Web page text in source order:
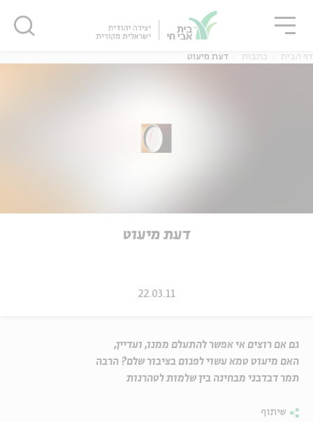
דף הבית כתבות דעת מיעוט
דעת מיעוט
22.03.11
גם אם רוצים אי אפשר להתעלם ממנו, ועדיין,
האם מיעוט טמא עשוי לפגום בציבור שלם? הרבה
תמר דבדבני מבחינה בין שלמות לטהרנות
שיתוף
סגור